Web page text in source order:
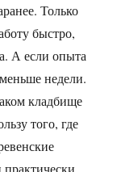
Только
быстро,
А если опыта
недели.
кладбище
того, где